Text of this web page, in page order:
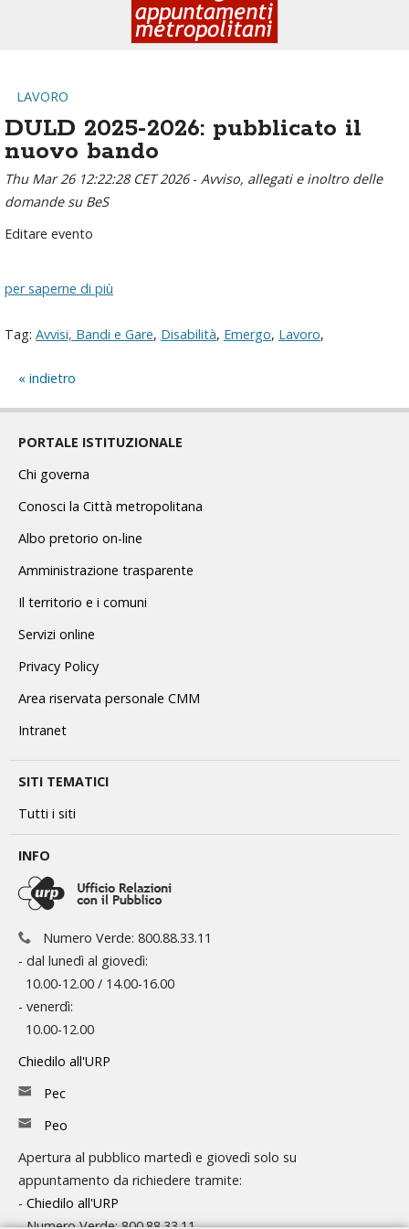
LAVORO
DULD 2025-2026: pubblicato il
nuovo bando
Thu Mar 26 12:22:28 CET 2026- Avviso, allegati e inoltro delle
domande su BeS
Editare evento
per saperne di più
Tag: Avvisi, Bandi e Gare, Disabilità, Emergo, Lavoro,
indietro
PORTALE ISTITUZIONALE
Chi governa
Conosci la Città metropolitana
Albo pretorio on-line
Amministrazione trasparente
Il territorio e i comuni
Servizi online
Privacy Policy
Area riservata personale CMM
Intranet
SITI TEMATICI
Tutti i siti
INFO
Numero Verde: 800.88.33.11
- dal lunedì al giovedì:
10.00-12.00 / 14.00-16.00
- venerdì:
10.00-12.00
Chiedilo all'URP
Pec
Peo
Apertura al pubblico martedì e giovedì solo su
appuntamento da richiedere tramite:
- Chiedilo all'URP